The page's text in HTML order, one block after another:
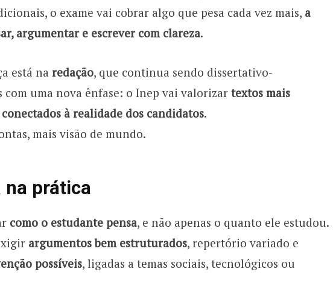
o exame vai cobrar algo que pesa cada vez mais, a
argumentar e escrever com clareza.
está na redação, que continua sendo dissertativo-
com uma nova ênfase: o Inep vai valorizar textos mais
à realidade dos candidatos.
mais visão de mundo.
na prática
como o estudante pensa, e não apenas o quanto ele estudou.
argumentos bem estruturados, repertório variado e
possíveis, ligadas a temas sociais, tecnológicos ou